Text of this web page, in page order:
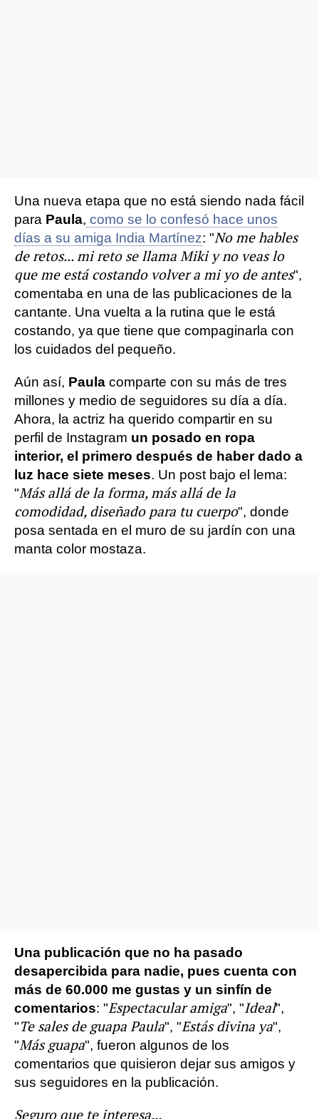
Una nueva etapa que no está siendo nada fácil
para Paula, como se lo confesó hace unos
días a su amiga India Martínez: "No me hables
de retos... mi reto se llama Miki y no veas lo
que me está costando volver a mi yo de antes",
comentaba en una de las publicaciones de la
cantante. Una vuelta a la rutina que le está
costando, ya que tiene que compaginarla con
los cuidados del pequeño.
Aún así, Paula comparte con su más de tres
millones y medio de seguidores su día a día.
Ahora, la actriz ha querido compartir en su
perfil de Instagram un posado en ropa
interior, el primero después de haber dado a
luz hace siete meses. Un post bajo el lema:
"Más allá de la forma, más allá de la
comodidad, diseñado para tu cuerpo", donde
posa sentada en el muro de su jardín con una
manta color mostaza.
Una publicación que no ha pasado
desapercibida para nadie, pues cuenta con
más de 60.000 me gustas y un sinfín de
comentarios: "Espectacular amiga", "Ideal",
"Te sales de guapa Paula", "Estás divina ya",
"Más guapa", fueron algunos de los
comentarios que quisieron dejar sus amigos y
sus seguidores en la publicación.
Seguro que te interesa...